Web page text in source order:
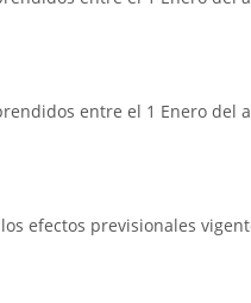
entre el 1 Enero del
efectos previsionales